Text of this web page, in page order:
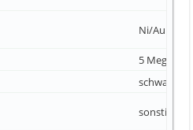
Ni/Au
5 Mega-
schwarz
sonstige